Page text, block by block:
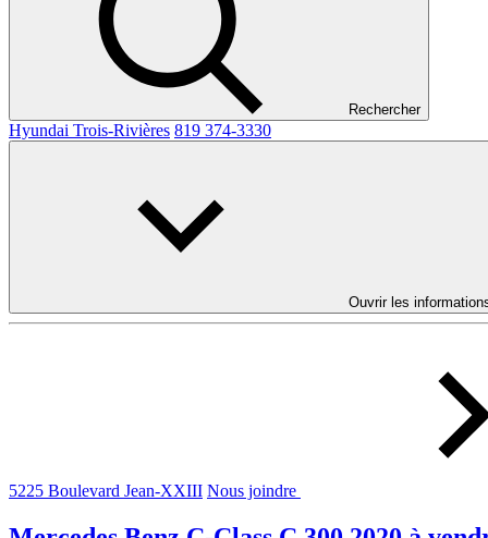
Rechercher
Hyundai Trois-Rivières 819 374-3330
Ouvrir les
5225 Boulevard Jean-XXIII Nous joindre